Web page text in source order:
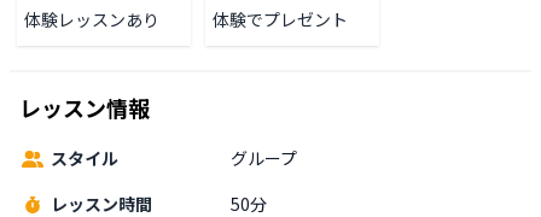
体験レッスンあり 体験でプレゼント
レッスン情報
スタイル
グループ
レッスン時間
50分